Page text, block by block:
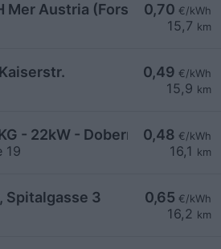
0,70 €/kWh
15,7 km
Mer Austria (Forstinger) -
0,49 €/kWh
15,9 km
0,48 €/kWh
16,1 km
- 22kW - Dobermannsdorf -
19
0,65 €/kWh
16,2 km
Spitalgasse 3